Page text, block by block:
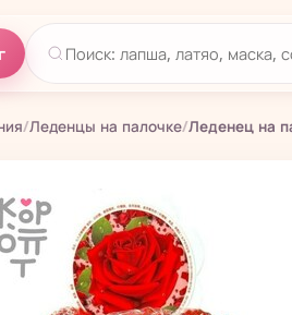
/Леденцы на палочке/Леденец на